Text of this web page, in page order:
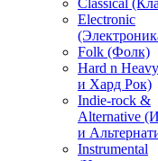
Classical
Electronic
Folk (Фолк)
Hard n
и Хард Рок)
Indie-rock &
Alternative
и
Instrumental